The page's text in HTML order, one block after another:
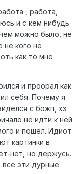
, работа,
и с кем нибудь
можно было, не
кого не
как то мне
и проорал как
себя. Почему я
с божп, хз
не идти к ней
и пошел. Идиот.
картинки в
нет, но держусь.
все эти дурные